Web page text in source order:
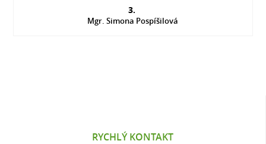
3.
Mgr. Simona Pospíšilová
RYCHLÝ KONTAKT